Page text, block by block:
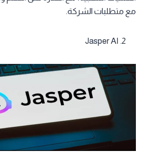
مع متطلبات الشركة.
Jasper AI